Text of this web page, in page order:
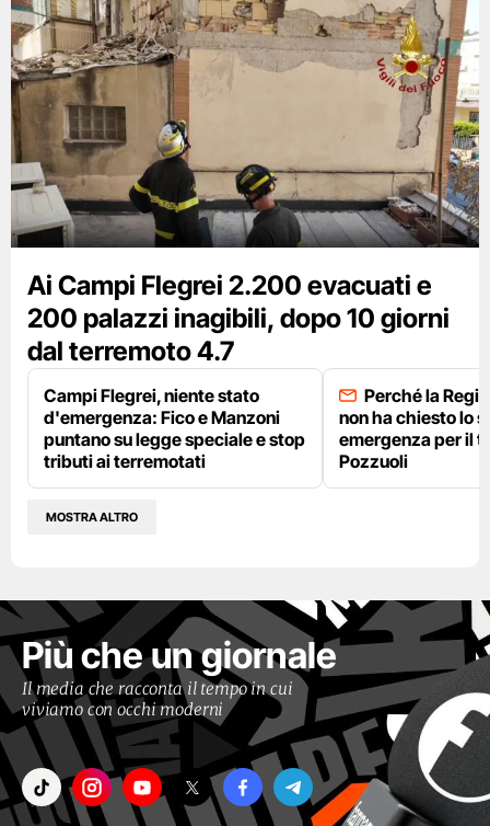
Ai Campi Flegrei 2.200 evacuati e
200 palazzi inagibili, dopo 10 giorni
dal terremoto 4.7
Campi Flegrei, niente stato
d'emergenza: Fico e Manzoni
puntano su legge speciale e stop
tributi ai terremotati
Perché la
non ha chiesto lo
emergenza per il
Pozzuoli
MOSTRA ALTRO
Più che un giornale
Il media che racconta il tempo in cui
viviamo con occhi moderni